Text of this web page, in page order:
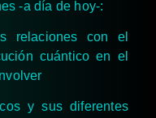
-a día de hoy-:
relaciones con el
cuántico en el
y sus diferentes